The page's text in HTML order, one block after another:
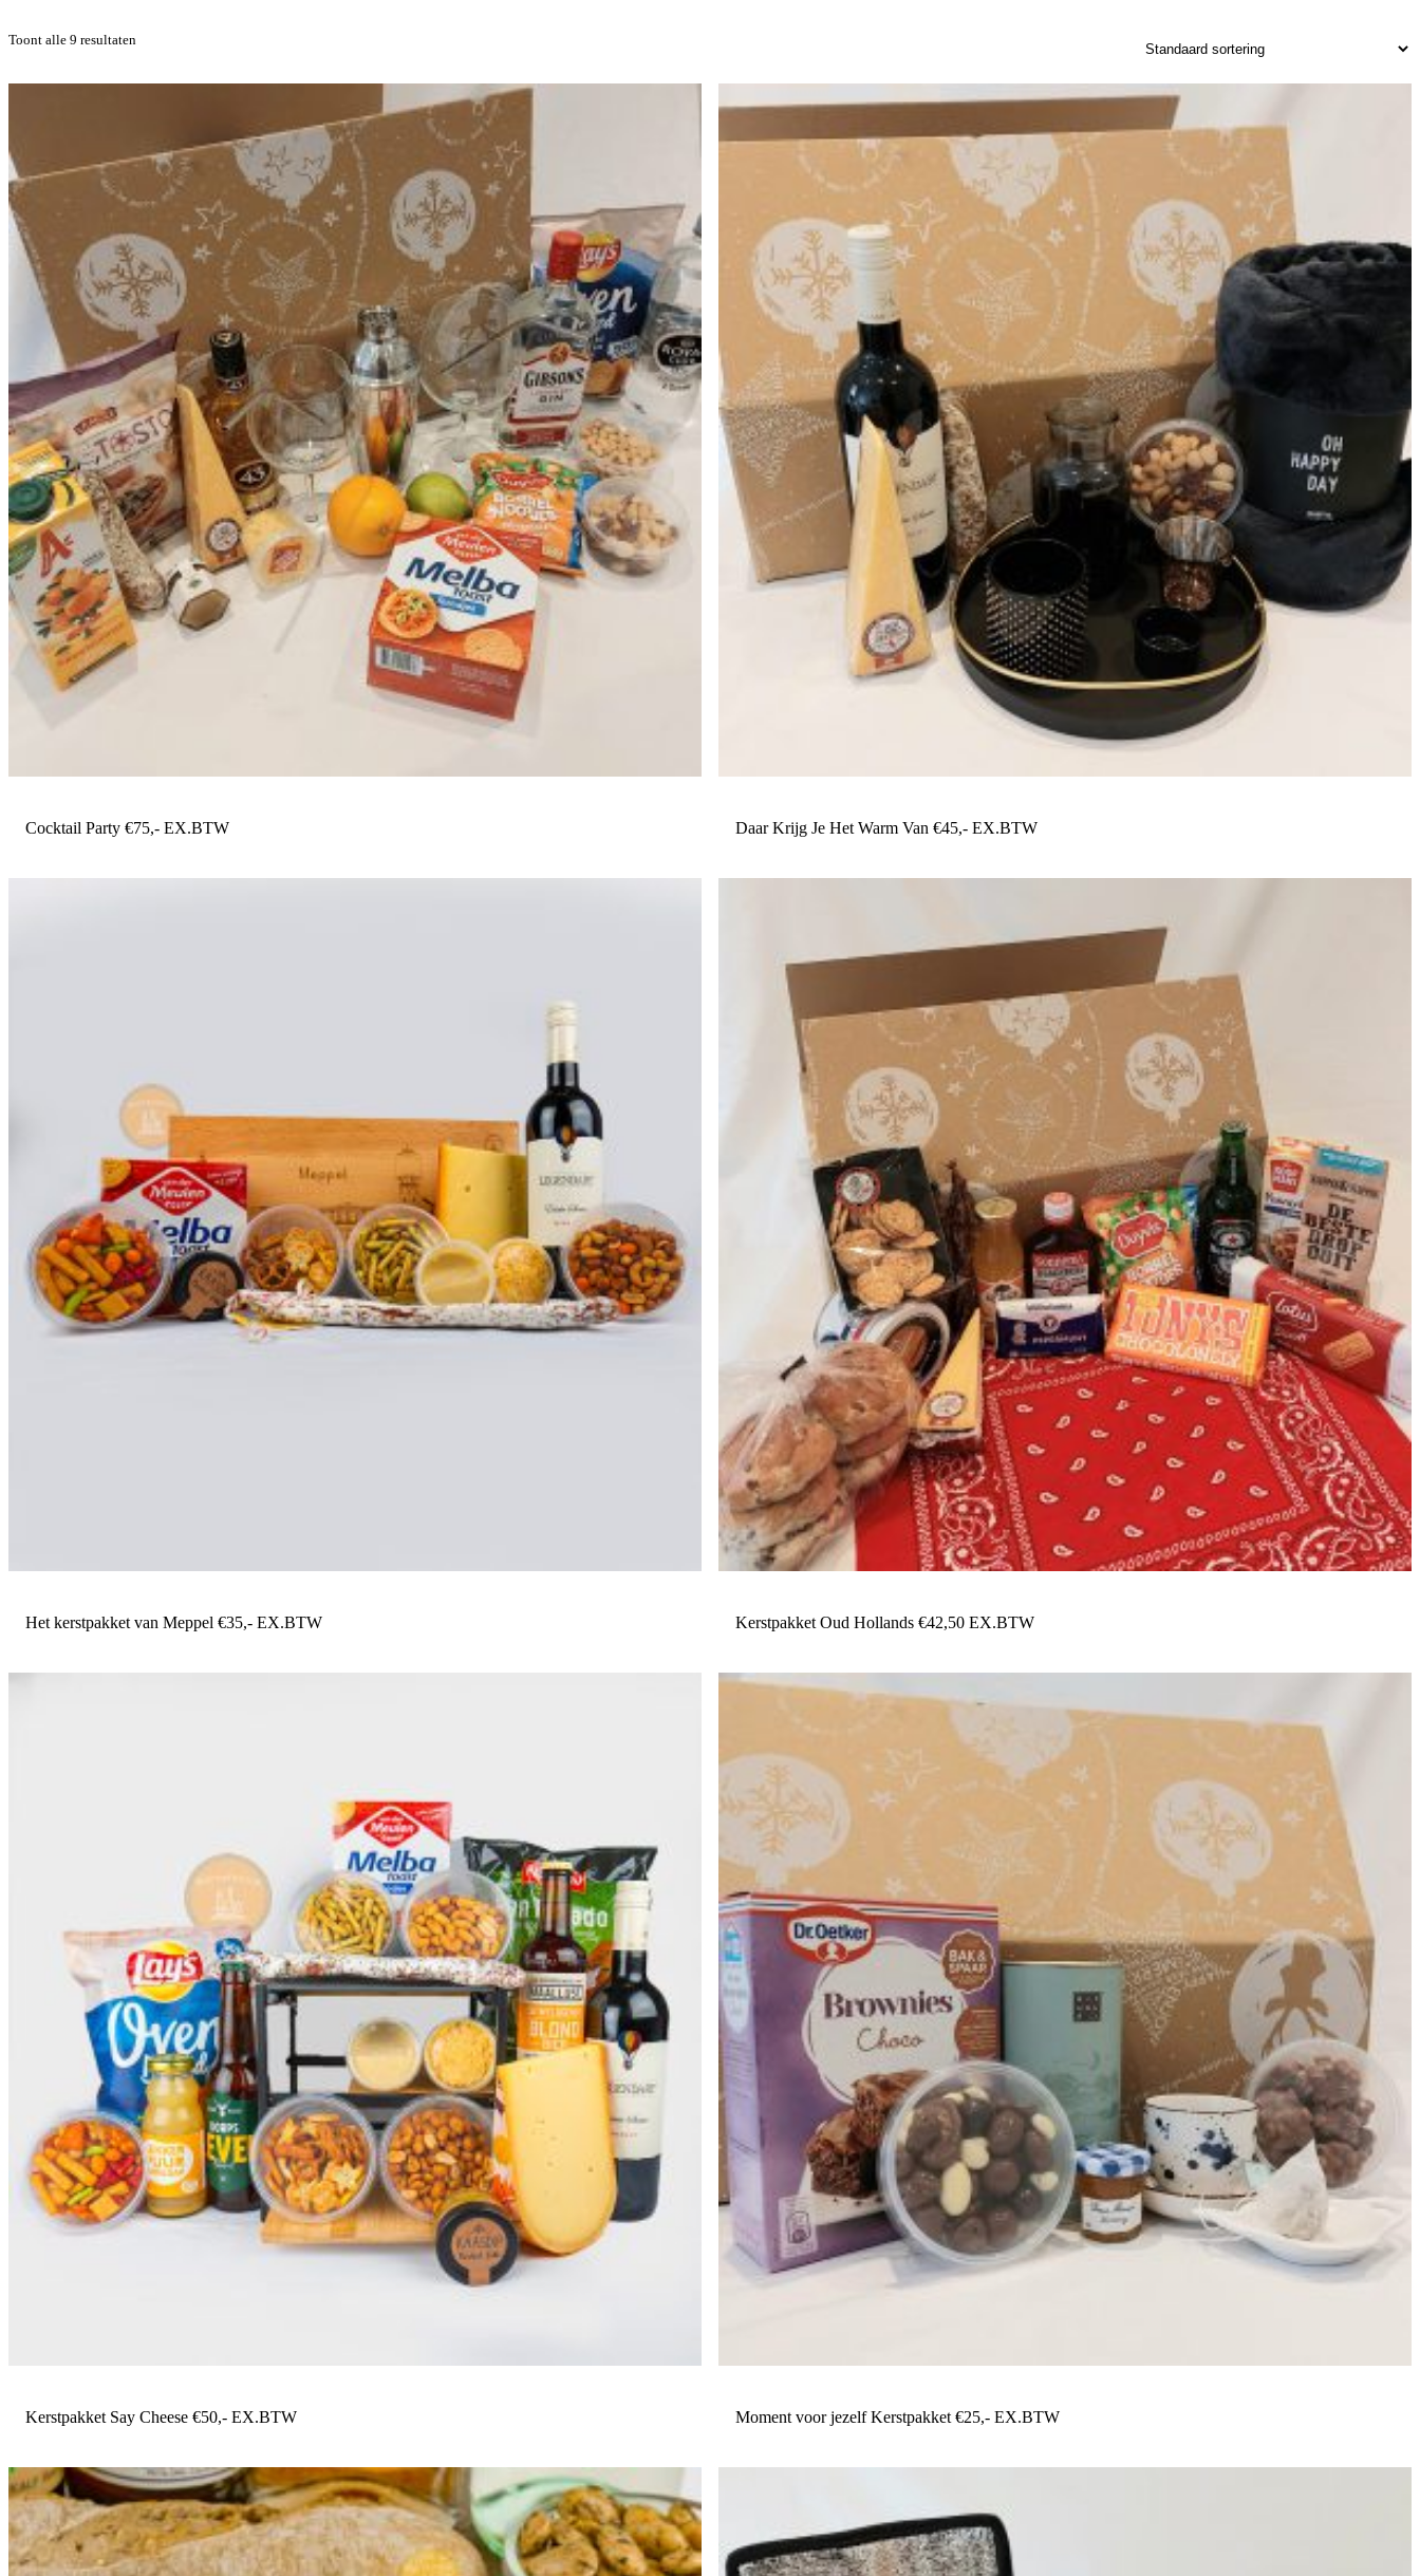
Toont alle 9 resultaten
Cocktail Party €75,- EX.BTW Daar Krijg Je Het Warm Van €45,- EX.BTW
Het kerstpakket van Meppel €35,- EX.BTW Kerstpakket Oud Hollands €42,50 EX.BTW
Kerstpakket Say Cheese €50,- EX.BTW Moment voor jezelf Kerstpakket €25,- EX.BTW